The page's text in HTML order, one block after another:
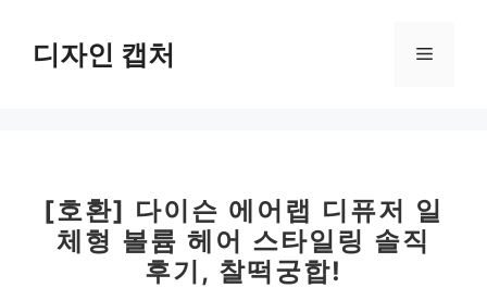
디자인 캡처 메
[호환] 다이슨 에어랩 디퓨저 일
체형 볼륨 헤어 스타일링 솔직
후기, 찰떡궁합!